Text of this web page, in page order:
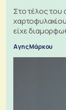
Στο τέλος του
είχε
Αγης Μάρκου